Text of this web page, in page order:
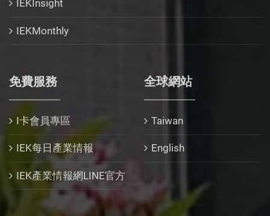
IEKInsight
IEKMonthly
免費服務
I卡會員專區
IEK每日產業情報
IEK產業情報網LINE官方
全球網站
Taiwan
English